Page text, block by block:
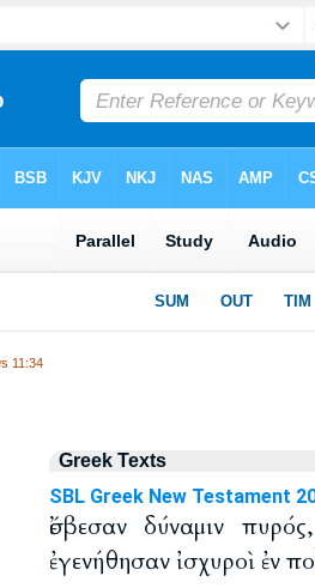
11:34
Greek Texts
SBL Greek New Testament
ἔσβεσαν δύναμιν
ἐγενήθησαν ἰσχυροὶ ἐν